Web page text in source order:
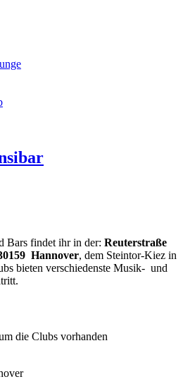
Bars findet ihr in der: Reuterstraße
Hannover, dem Steintor-Kiez in
bieten verschiedenste Musik- und
die Clubs vorhanden